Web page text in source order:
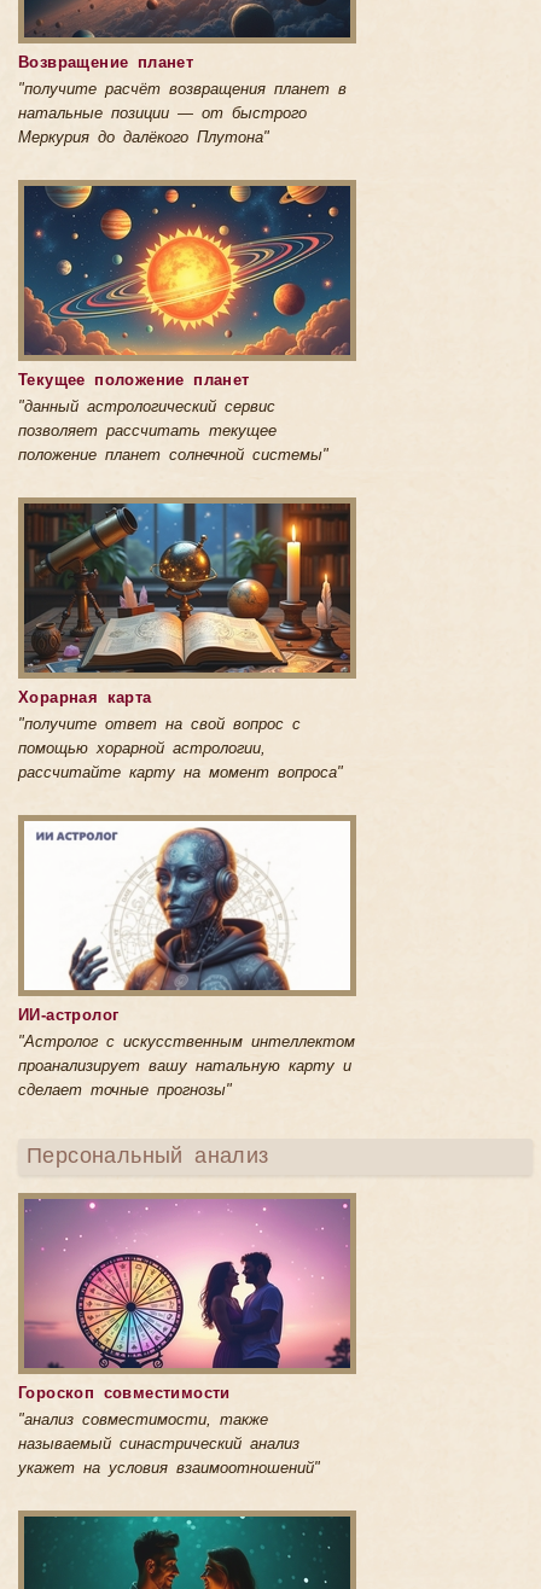
Возвращение планет
"получите расчёт возвращения планет в
натальные позиции — от быстрого
Меркурия до далёкого Плутона"
Текущее положение планет
"данный астрологический сервис
позволяет рассчитать текущее
положение планет солнечной системы"
Хорарная карта
"получите ответ на свой вопрос с
помощью хорарной астрологии,
рассчитайте карту на момент вопроса"
ИИ-астролог
"Астролог с искусственным интеллектом
проанализирует вашу натальную карту и
сделает точные прогнозы"
Персональный анализ
Гороскоп совместимости
"анализ совместимости, также
называемый синастрический анализ
укажет на условия взаимоотношений"